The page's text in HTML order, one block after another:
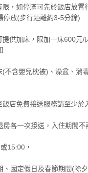
飯店簡介
限，如停滿可先於飯店放置
停放(步行距離約3-5分鐘)
提供加床，限加一床600元/
(不含嬰兒枕被)、澡盆、消
店免費接送服務請至少於
房各一次接送，入住期間不
15:00，
、國定假日及春節期間(除